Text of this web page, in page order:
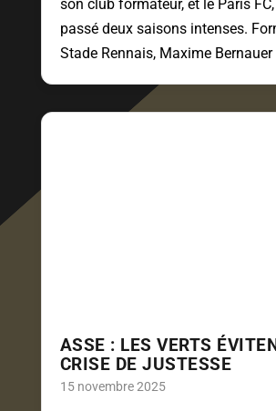
son club formateur, et le Paris
passé deux saisons intenses.
Stade Rennais, Maxime Bernauer
ASSE : LES VERTS
CRISE DE JUSTESSE
15 novembre 2025